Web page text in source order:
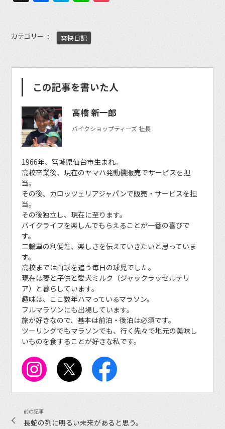
カテゴリー 爽快日記
この記事を書いた人
高橋 新一郎
バイクショップティーズ 社長
1966年、宮城県仙台市生まれ。
高校卒業後、現在のヤマハ発動機販売でサービスを担
当。
その後、カロッツェリアジャパンで販売・サービスを担
当。
その後独立し、現在に至ります。
バイクライフを楽しんでもらえることが一番の喜びで
す。
二輪車の利便性、楽しさを伝えていきたいと思っていま
す。
高校までは白球を追う毎日の球児でした。
現在は妻と子供と愛犬ミルク（ジャックラッセルテリ
ア）と暮らしています。
趣味は、ここ数年ハマっているマラソン。
フルマラソンにも出場しています。
旅が好きなので、基本は前泊・後泊は必須です。
ツーリングでもマラソンでも、行く先々で地元の美味し
いものを食することが好きな私です。
長蛇の列に明るい未来があると思う。